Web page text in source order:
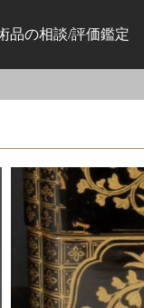
品の相談/評価鑑定